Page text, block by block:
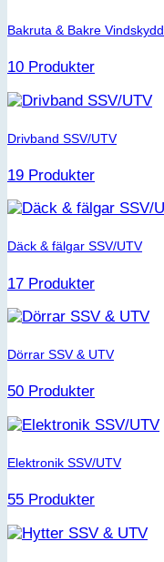
Bakruta & Bakre Vindskydd
10 Produkter
Drivband SSV/UTV
19 Produkter
Däck & fälgar SSV/UTV
17 Produkter
Dörrar SSV & UTV
50 Produkter
Elektronik SSV/UTV
55 Produkter